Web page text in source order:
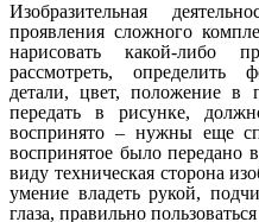
Изобразительная
проявления сложного
нарисовать какой-либо
рассмотреть, определить
детали, цвет, положение в
передать в рисунке,
воспринято – нужны еще
воспринятое было передано
виду техническая сторона
умение владеть рукой,
глаза, правильно